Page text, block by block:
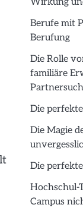
Berufe mit
Berufung
Die Rolle
familiäre
Die
Die Magie
Die
Hochschul-
Campus